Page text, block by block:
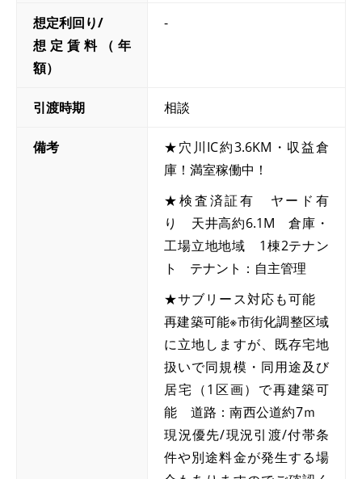
想定利回り/
想定賃料（年
額）
-
引渡時期 相談
備考
★穴川IC約3.6KM・収益倉
庫！満室稼働中！
★検査済証有 ヤード有
り 天井高約6.1M 倉庫・
工場立地地域 1棟2テナン
ト テナント：自主管理
★サブリース対応も可能
再建築可能※市街化調整区域
に立地しますが、既存宅地
扱いで同規模・同用途及び
居宅（1区画）で再建築可
能 道路：南西公道約7ｍ
現況優先/現況引渡/付帯条
件や別途料金が発生する場